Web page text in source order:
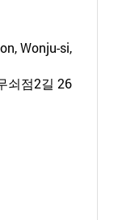
Wonju-si,
쇠점2길 26